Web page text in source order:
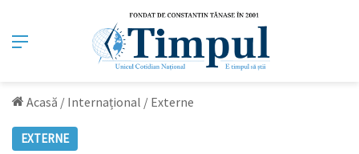
Meniu
Acasă / Internațional / Externe
EXTERNE